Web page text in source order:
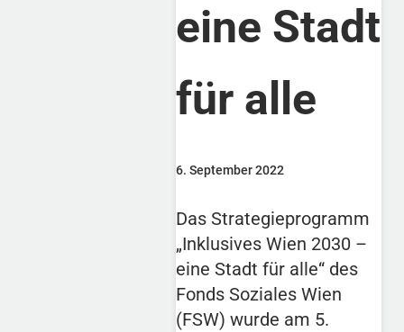
eine Stadt
für alle
6. September 2022
Das Strategieprogramm
„Inklusives Wien 2030 –
eine Stadt für alle“ des
Fonds Soziales Wien
(FSW) wurde am 5.